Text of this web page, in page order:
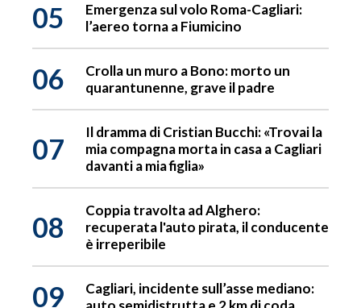
05
Emergenza sul volo Roma-Cagliari:
l’aereo torna a Fiumicino
06
Crolla un muro a Bono: morto un
quarantunenne, grave il padre
07
Il dramma di Cristian Bucchi: «Trovai la
mia compagna morta in casa a Cagliari
davanti a mia figlia»
08
Coppia travolta ad Alghero:
recuperata l'auto pirata, il conducente
è irreperibile
09
Cagliari, incidente sull’asse mediano: